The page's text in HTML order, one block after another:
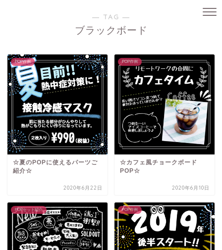
― TAG ―
ブラックボード
POP作例
☆夏のPOPに使えるパーツご
紹介☆
2020年6月22日
POP作例
☆カフェ風チョークボード
POP☆
2020年6月10日
POPセット紹介 POP作例